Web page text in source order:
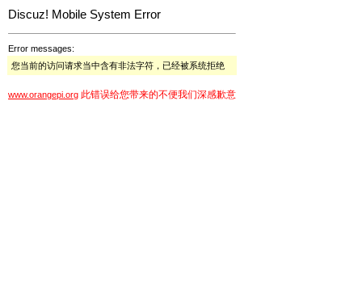
Discuz! Mobile System Error
Error messages:
您当前的访问请求当中含有非法字符，已经被系统拒绝
www.orangepi.org 此错误给您带来的不便我们深感歉意